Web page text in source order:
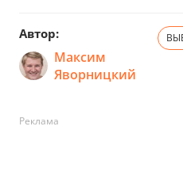
Автор:
Максим
Яворницкий
Реклама